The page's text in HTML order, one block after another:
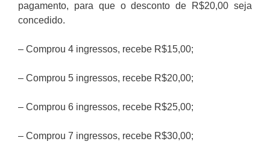
pagamento, para que o desconto de R$20,00 seja
concedido.
– Comprou 4 ingressos, recebe R$15,00;
– Comprou 5 ingressos, recebe R$20,00;
– Comprou 6 ingressos, recebe R$25,00;
– Comprou 7 ingressos, recebe R$30,00;